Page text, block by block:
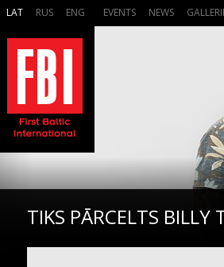
LAT RUS ENG EVENTS NEWS
TIKS PĀRCELTS BILLY